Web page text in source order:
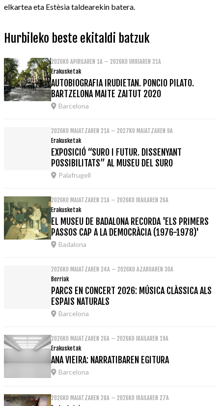
elkartea eta Estèsia taldearekin batera.
Hurbileko beste ekitaldi batzuk
2026KO APIRILAREN 1A – 2026KO URRIAREN 31A
Erakusketak
AUTOBIOGRAFIA IRUDIETAN. PONCIO PILATO.
BARTZELONA MAITE ZAITUT 2020
Barcelona
2026KO MAIATZAREN 21A – 2027KO MAIATZAREN 9A
Erakusketak
EXPOSICIÓ “SURO I FUTUR. DISSENYANT
POSSIBILITATS” AL MUSEU DEL SURO
Palafrugell
2026KO MAIATZAREN 21A – 2026KO IRAILAREN 26A
Erakusketak
EL MUSEU DE BADALONA RECORDA 'ELS PRIMERS
PASSOS CAP A LA DEMOCRÀCIA (1976-1978)'
Badalona
2026KO MAIATZAREN 24A – 2026KO AZAROAREN 30A
Berriak
PARCS EN CONCERT 2026: MÚSICA CLÀSSICA ALS
ESPAIS NATURALS
Barcelona
2026KO MAIATZAREN 26A – 2026KO IRAILAREN 19A
Erakusketak
ANA VIEIRA: NARRATIBAREN EGITURA
Barcelona
2026KO MAIATZAREN 28A – 2026KO IRAILAREN 27A